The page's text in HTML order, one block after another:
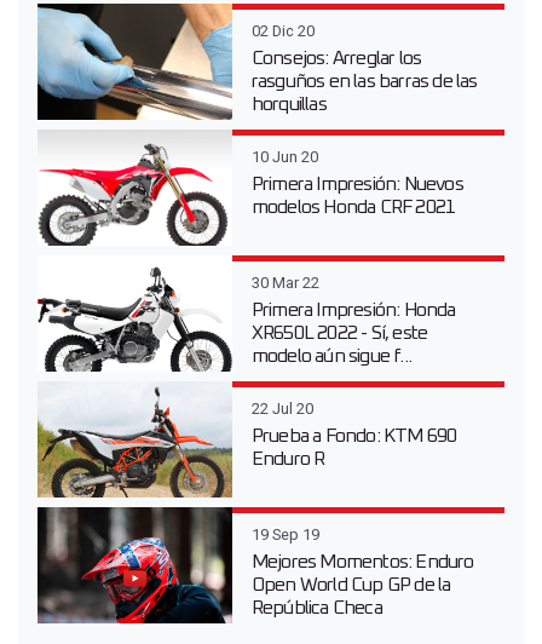
02 Dic 20
Consejos: Arreglar los
rasguños en las barras de las
horquillas
10 Jun 20
Primera Impresión: Nuevos
modelos Honda CRF 2021
30 Mar 22
Primera Impresión: Honda
XR650L 2022 - Sí, este
modelo aún sigue f...
22 Jul 20
Prueba a Fondo: KTM 690
Enduro R
19 Sep 19
Mejores Momentos: Enduro
Open World Cup GP de la
República Checa